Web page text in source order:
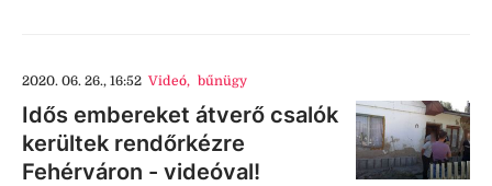
2020. 06. 26., 16:52 Videó, bűnügy
Idős embereket átverő csalók
kerültek rendőrkézre
Fehérváron - videóval!